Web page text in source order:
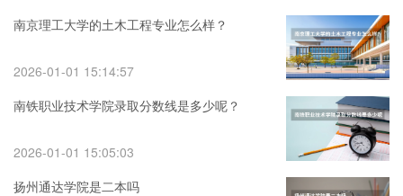
南京理工大学的土木工程专业怎么样？
2026-01-01 15:14:57
南铁职业技术学院录取分数线是多少呢？
2026-01-01 15:05:03
扬州通达学院是二本吗